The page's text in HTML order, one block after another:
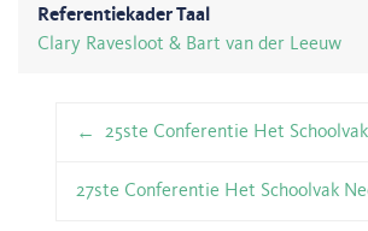
Referentiekader Taal
Clary Ravesloot & Bart van der Leeuw
25ste Conferentie Het
27ste Conferentie Het Schoolvak